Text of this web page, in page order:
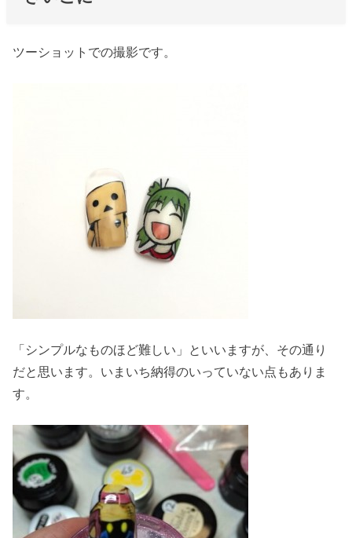
ツーショットでの撮影です。
「シンプルなものほど難しい」といいますが、その通り
だと思います。いまいち納得のいっていない点もありま
す。